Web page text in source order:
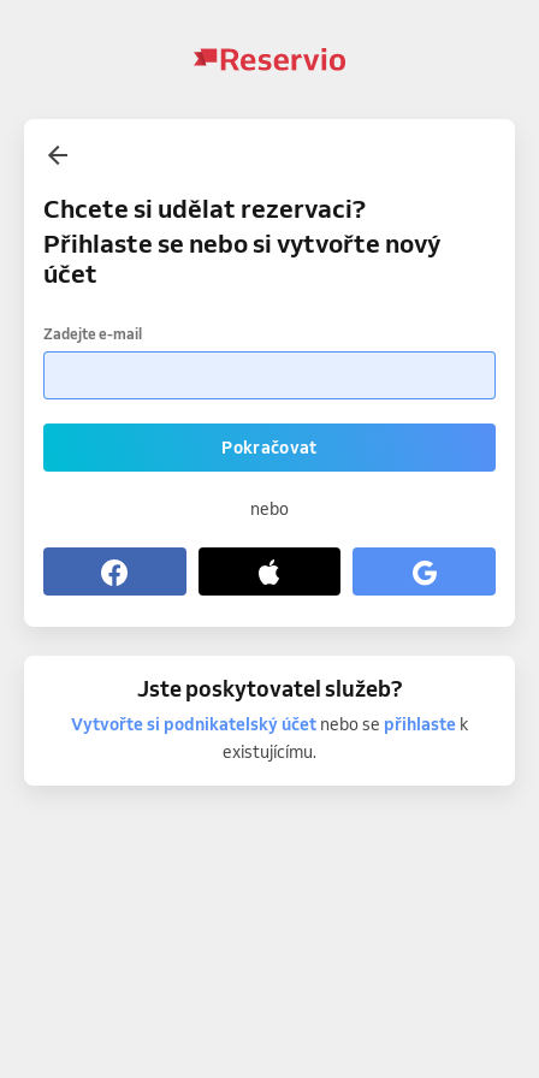
Chcete si udělat rezervaci?
Přihlaste se nebo si vytvořte nový
účet
Zadejte e-mail
Pokračovat
nebo
Jste poskytovatel služeb?
Vytvořte si podnikatelský účetnebo se přihlastek
existujícímu.